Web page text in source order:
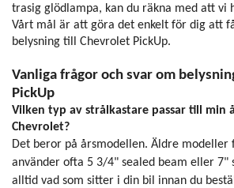
trasig glödlampa, kan du räkna med att vi
Vårt mål är att göra det enkelt för dig att
belysning till Chevrolet PickUp.
Vanliga frågor och svar om
PickUp
Vilken typ av strålkastare passar till min
Chevrolet?
Det beror på årsmodellen. Äldre modeller
använder ofta 5 3/4" sealed beam eller 7"
alltid vad som sitter i din bil innan du